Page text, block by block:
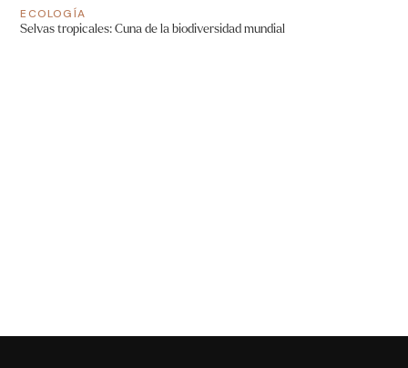
ECOLOGÍA
Selvas tropicales: Cuna de la biodiversidad mundial